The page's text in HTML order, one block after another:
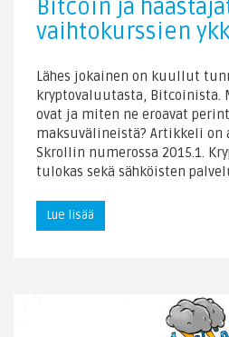
Bitcoin ja
vaihtokurssien
Lähes jokainen on kuullut
kryptovaluutasta, Bitcoinista.
ovat ja miten ne eroavat
maksuvälineistä? Artikkeli
Skrollin numerossa 2015.1.
tulokas sekä sähköisten
Lue lisää